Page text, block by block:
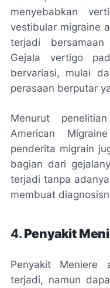
menyebabkan
vestibular migraine
terjadi
Gejala vertigo
bervariasi, mulai
perasaan berputar
Menurut
American
penderita migrain
bagian dari
terjadi tanpa
membuat
4. Penyakit
Penyakit Meniere
terjadi, namun